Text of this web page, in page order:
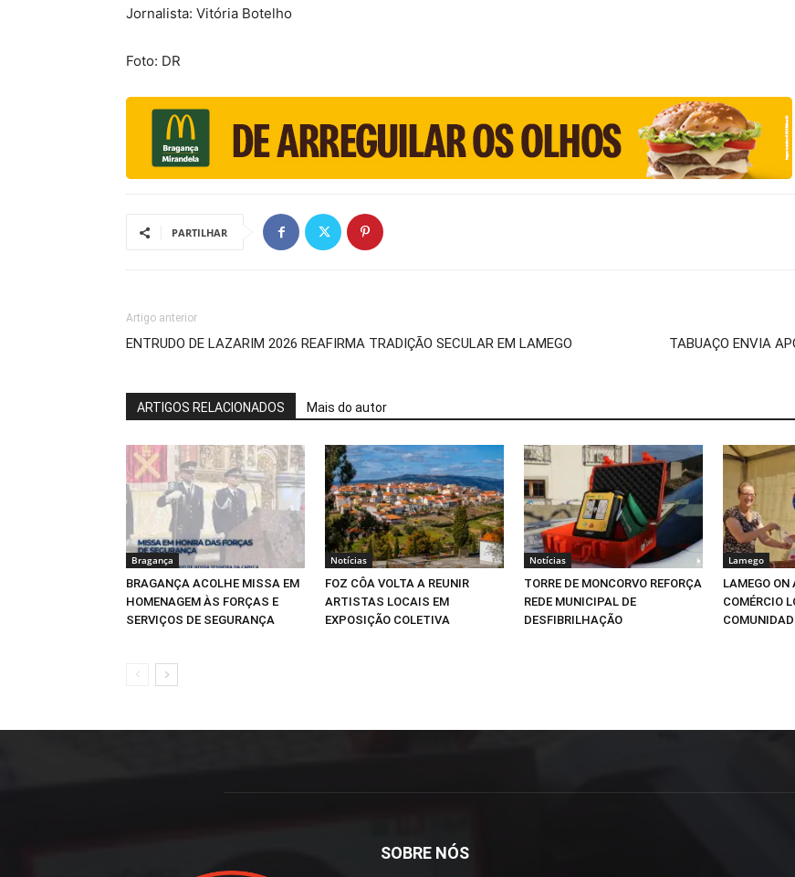
Jornalista: Vitória Botelho
Foto: DR
PARTILHAR
Artigo anterior
ENTRUDO DE LAZARIM 2026 REAFIRMA TRADIÇÃO SECULAR EM LAMEGO TABUAÇO ENVIA
ARTIGOS RELACIONADOS Mais do autor
Bragança
BRAGANÇA ACOLHE MISSA EM
HOMENAGEM ÀS FORÇAS E
SERVIÇOS DE SEGURANÇA
Notícias
FOZ CÔA VOLTA A REUNIR
ARTISTAS LOCAIS EM
EXPOSIÇÃO COLETIVA
Notícias
TORRE DE MONCORVO REFORÇA
REDE MUNICIPAL DE
DESFIBRILHAÇÃO
Lamego
LAMEGO ON
COMÉRCIO
SOBRE NÓS